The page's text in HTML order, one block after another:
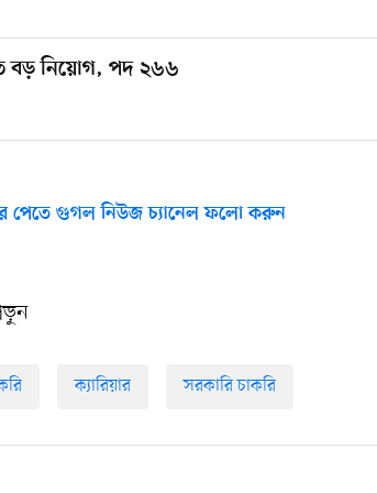
বড় নিয়োগ, পদ ২৬৬
পেতে গুগল নিউজ চ্যানেল ফলো করুন
ক্যারিয়ার সরকারি চাকরি